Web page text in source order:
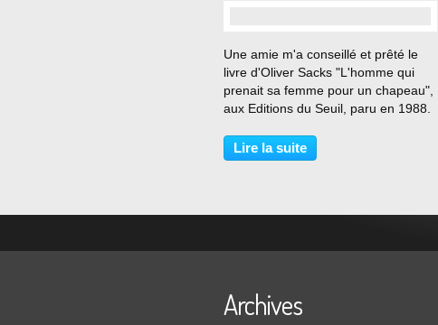
Une amie m'a conseillé et prêté le
livre d'Oliver Sacks "L'homme qui
prenait sa femme pour un chapeau",
aux Editions du Seuil, paru en 1988.
vous le conseille aussi. Bizarre...
Vous avez dit bizarre !? Elles sont...
Lire la suite
Archives